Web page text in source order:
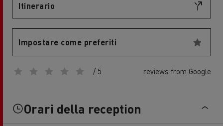
Itinerario
Impostare come preferiti
/ 5 reviews from Google
Orari della reception